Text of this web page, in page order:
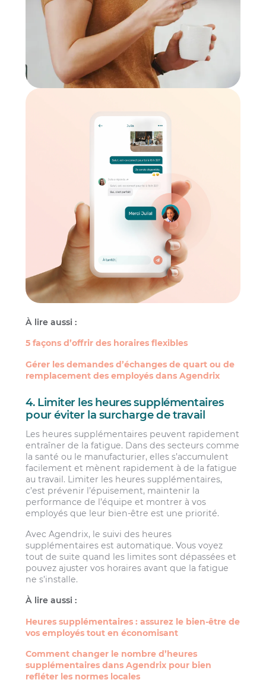
À lire aussi :
5 façons d’offrir des horaires flexibles
Gérer les demandes d’échanges de quart ou de
remplacement des employés dans Agendrix
4. Limiter les heures supplémentaires
pour éviter la surcharge de travail
Les heures supplémentaires peuvent rapidement
entraîner de la fatigue. Dans des secteurs comme
la santé ou le manufacturier, elles s’accumulent
facilement et mènent rapidement à de la fatigue
au travail. Limiter les heures supplémentaires,
c’est prévenir l’épuisement, maintenir la
performance de l’équipe et montrer à vos
employés que leur bien-être est une priorité.
Avec Agendrix, le suivi des heures
supplémentaires est automatique. Vous voyez
tout de suite quand les limites sont dépassées et
pouvez ajuster vos horaires avant que la fatigue
ne s’installe.
À lire aussi :
Heures supplémentaires : assurez le bien-être de
vos employés tout en économisant
Comment changer le nombre d’heures
supplémentaires dans Agendrix pour bien
refléter les normes locales